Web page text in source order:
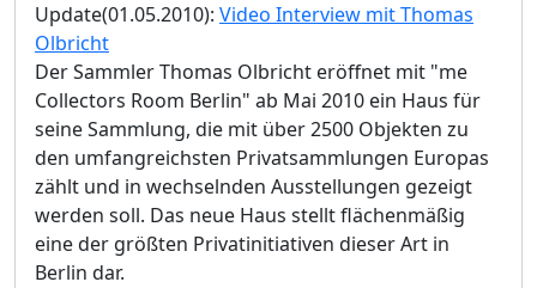
Update(01.05.2010): Video Interview mit Thomas
Olbricht
Der Sammler Thomas Olbricht eröffnet mit "me
Collectors Room Berlin" ab Mai 2010 ein Haus für
seine Sammlung, die mit über 2500 Objekten zu
den umfangreichsten Privatsammlungen Europas
zählt und in wechselnden Ausstellungen gezeigt
werden soll. Das neue Haus stellt flächenmäßig
eine der größten Privatinitiativen dieser Art in
Berlin dar.